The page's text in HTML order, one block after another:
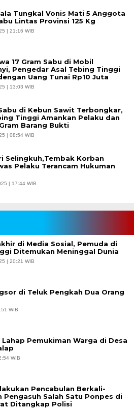
Tungkal Vonis Mati 5 Anggota
Lintas Provinsi 125 Kg
| 21:16 WIB
17 Gram Sabu di Mobil
Pengedar Asal Tebing Tinggi
Uang Tunai Rp10 Juta
| 13:03 WIB
di Kebun Sawit Terbongkar,
Tinggi Amankan Pelaku dan
Barang Bukti
| 08:54 WIB
Selingkuh,Tembak Korban
Pelaku Terancam Hukuman
| 17:44 WIB
di Media Sosial, Pemuda di
Ditemukan Meninggal Dunia
| 20:21 WIB
di Teluk Pengkah Dua Orang
WIB
Lahap Pemukiman Warga di Desa
WIB
Pencabulan Berkali-
Pengasuh Salah Satu Ponpes di
Ditangkap Polisi